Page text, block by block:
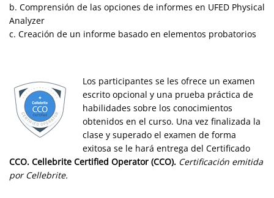
b. Comprensión de las opciones de informes en UFED Physical
Analyzer
c. Creación de un informe basado en elementos probatorios
Los participantes se les ofrece un examen
escrito opcional y una prueba práctica de
habilidades sobre los conocimientos
obtenidos en el curso. Una vez finalizada la
clase y superado el examen de forma
exitosa se le hará entrega del Certificado
CCO. Cellebrite Certified Operator (CCO). Certificación emitida
por Cellebrite.